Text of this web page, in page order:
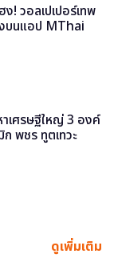
ง! วอลเปเปอร์เทพ
งบนแอป MThai
าเศรษฐีใหญ่ 3 องค์
พชร ทูตเทวะ
ดูเพิ่มเติม